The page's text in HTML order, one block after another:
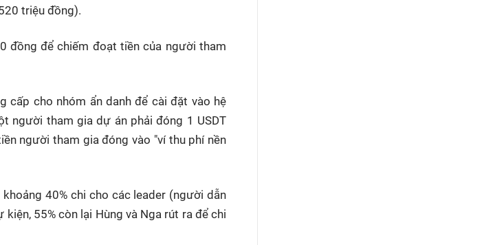
triệu đồng).
đồng để chiếm đoạt tiền của người tham
cấp cho nhóm ẩn danh để cài đặt vào hệ
người tham gia dự án phải đóng 1 USDT
người tham gia đóng vào "ví thu phí nền
40% chi cho các leader (người dẫn
55% còn lại Hùng và Nga rút ra để chi